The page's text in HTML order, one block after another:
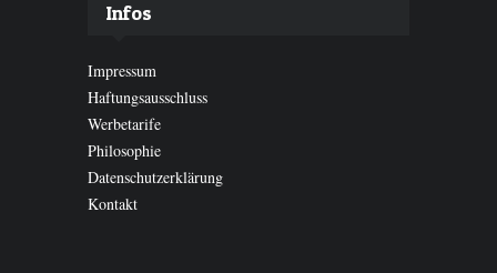
Infos
Impressum
Haftungsausschluss
Werbetarife
Philosophie
Datenschutzerklärung
Kontakt